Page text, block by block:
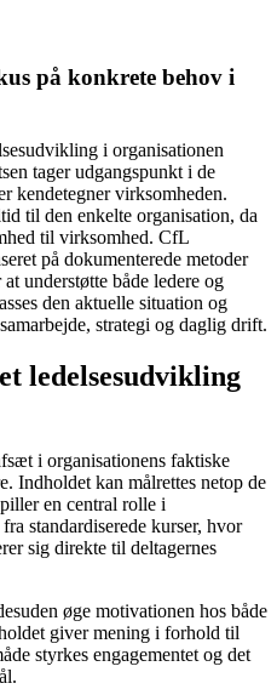
på konkrete behov i
i organisationen
tager udgangspunkt i de
kendetegner virksomheden.
til den enkelte organisation, da
til virksomhed. CfL
på dokumenterede metoder
understøtte både ledere og
den aktuelle situation og
strategi og daglig drift.
ledelsesudvikling
i organisationens faktiske
Indholdet kan målrettes netop de
en central rolle i
standardiserede kurser, hvor
sig direkte til deltagernes
øge motivationen hos både
giver mening i forhold til
styrkes engagementet og det